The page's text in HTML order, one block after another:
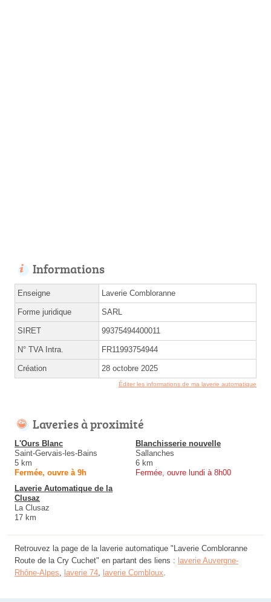
Informations
Enseigne Laverie Combloranne
Forme juridique SARL
SIRET 99375494400011
N° TVA Intra. FR11993754944
Création 28 octobre 2025
Éditer les informations de ma laverie automatique
Laveries à proximité
L'Ours Blanc
Saint-Gervais-les-Bains
5 km
Fermée, ouvre à 9h
Blanchisserie nouvelle
Sallanches
6 km
Fermée, ouvre lundi à 8h00
Laverie Automatique de la
Clusaz
La Clusaz
17 km
Retrouvez la page de la laverie automatique "Laverie Combloranne
Route de la Cry Cuchet" en partant des liens : laverie Auvergne-
Rhône-Alpes, laverie 74, laverie Combloux.